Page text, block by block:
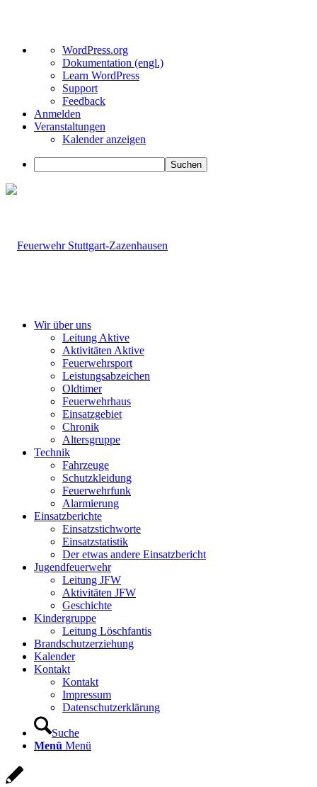
Über
WordPress
WordPress.org
Dokumentation (engl.)
Learn WordPress
Support
Feedback
Anmelden
Veranstaltungen
Kalender anzeigen
Suchen
Wir über uns
Leitung Aktive
Aktivitäten Aktive
Feuerwehrsport
Leistungsabzeichen
Oldtimer
Feuerwehrhaus
Einsatzgebiet
Chronik
Altersgruppe
Technik
Fahrzeuge
Schutzkleidung
Feuerwehrfunk
Alarmierung
Einsatzberichte
Einsatzstichworte
Einsatzstatistik
Der etwas andere Einsatzbericht
Jugendfeuerwehr
Leitung JFW
Aktivitäten JFW
Geschichte
Kindergruppe
Leitung Löschfantis
Brandschutzerziehung
Kalender
Kontakt
Kontakt
Impressum
Datenschutzerklärung
Suche
Menü Menü